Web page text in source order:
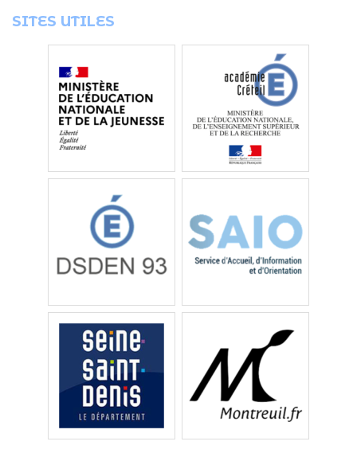
SITES UTILES